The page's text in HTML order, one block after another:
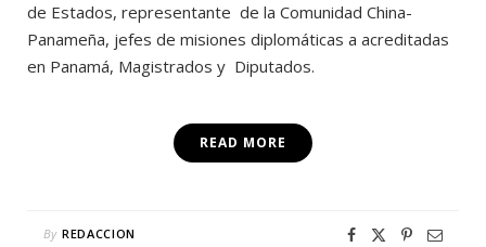
de Estados, representante de la Comunidad China-
Panameña, jefes de misiones diplomáticas a acreditadas
en Panamá, Magistrados y Diputados.
READ MORE
By REDACCION